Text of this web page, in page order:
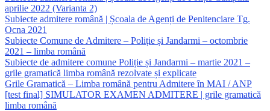
aprilie 2022 (Varianta 2)
Subiecte admitere română | Școala de Agenți de Penitenciare Tg.
Ocna 2021
Subiecte Comune de Admitere – Poliție și Jandarmi – octombrie
2021 – limba română
Subiecte de admitere comune Poliție și Jandarmi – martie 2021 –
grile gramatică limba română rezolvate și explicate
Grile Gramatică – Limba română pentru Admitere în MAI / ANP
[test final] SIMULATOR EXAMEN ADMITERE | grile gramatică
limba română